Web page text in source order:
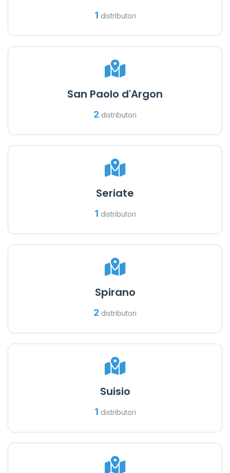
1 distributori
San Paolo d'Argon
2 distributori
Seriate
1 distributori
Spirano
2 distributori
Suisio
1 distributori